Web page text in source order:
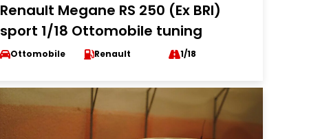
Renault Megane RS 250 (Ex BRI)
sport 1/18 Ottomobile tuning
Ottomobile Renault 1/18